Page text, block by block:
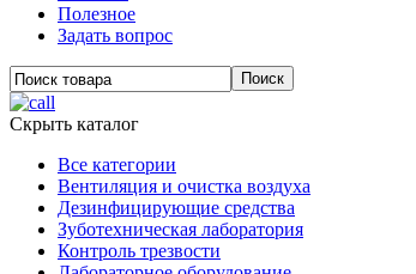
Полезное
Задать вопрос
Скрыть каталог
Все категории
Вентиляция и очистка воздуха
Дезинфицирующие средства
Зуботехническая лаборатория
Контроль трезвости